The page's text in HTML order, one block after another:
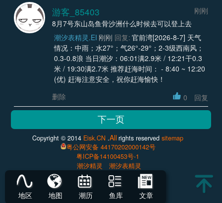
游客_85403
刚刚
8月7号东山岛鱼骨沙洲什么时候去可以登上去
潮汐表精灵.EI 刚刚 回复: 官前湾[2026-8-7] 天气
情况：中雨；水27°；气26°-29°；2-3级西南风；
0.3-0.8浪 当日潮汐：06:01满2.9米 / 12:21干0.3
米 / 19:30满2.7米 推荐赶海时间： - 8:40 ~ 12:20
(优) 赶海注意安全，祝你赶海愉快！
删除
0 回复
Copyright © 2014 Eisk.CN .Allrights reservedsitemap
粤公网安备 44170202000142号
粤ICP备14100453号-1
潮汐精灵
潮汐表精灵
地区 地图 潮历 鱼库 文章